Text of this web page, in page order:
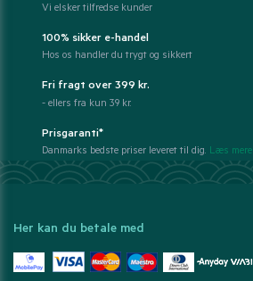
Vi elsker tilfredse kunder
100% sikker e-handel
Hos os handler du trygt og sikkert
Fri fragt over 399 kr.
- ellers fra kun 39 kr.
Prisgaranti*
Danmarks bedste priser leveret til dig. Læs mere
Her kan du betale med